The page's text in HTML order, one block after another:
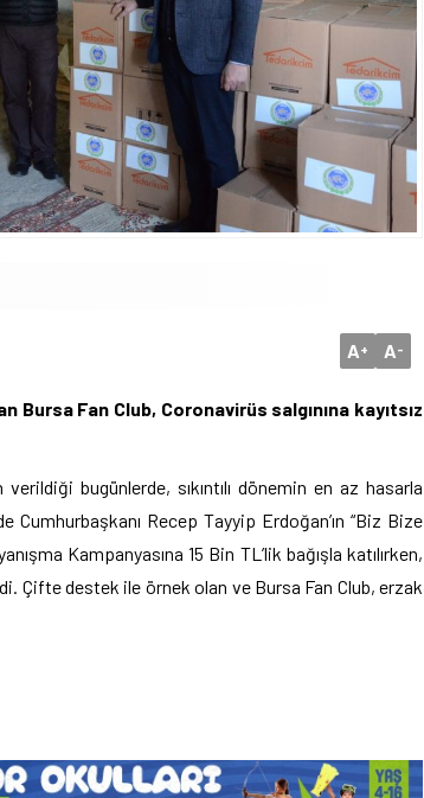
A+ A-
Fan Club, Coronavirüs salgınına kayıtsız
bugünlerde, sıkıntılı dönemin en az hasarla
Cumhurbaşkanı Recep Tayyip Erdoğan’ın “Biz Bize
Kampanyasına 15 Bin TL’lik bağışla katılırken,
Çifte destek ile örnek olan ve Bursa Fan Club, erzak